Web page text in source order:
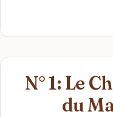
N° 1: Le
du